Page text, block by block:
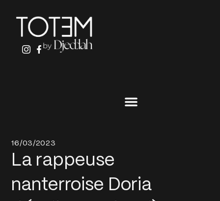
CONTENU
16/03/2023
La rappeuse
nanterroise Doria